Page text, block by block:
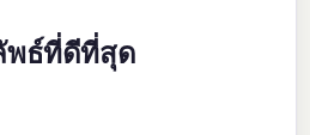
พธ์ที่ดีที่สุด